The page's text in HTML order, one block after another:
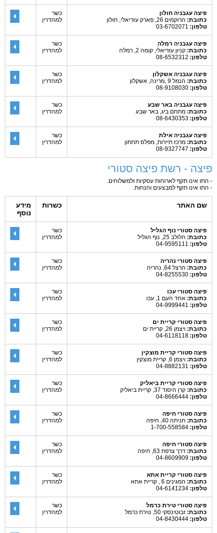
פיצה עגבניה חולון
כתובת: הרוקמים 26, פארק עזריאלי, חולון
טלפון:
כשר
למהדרין
פיצה עגבניה רמלה
כתובת: קניון עזריאלי, קומה 2, רמלה
טלפון:
כשר
למהדרין
פיצה עגבניה אשקלון
כתובת: הנמל 9 ,מרינה, אשקלון
טלפון:
כשר
למהדרין
פיצה עגבניה באר שבע
כתובת: מתחם ביג, באר שבע
טלפון:
כשר
למהדרין
פיצה עגבניה אילת
כתובת: מרכז תיירות, מפלס תחתון
טלפון:
כשר
למהדרין
פיצה - רשת פיצה סטורי
- התו אינו תקף לארוחות עסקיות ולמשלוחים.
- התו אינו תקף למבצעים והנחות.
שם האתר כשרות
מידע
נוסף
פיצה סטורי נוף הגליל
כתובת: הלולב 25, נוף הגליל
טלפון:
כשר
למהדרין
פיצה סטורי נהריה
כתובת: הרצל 64, נהריה
טלפון:
כשר
למהדרין
פיצה סטורי עכו
כתובת: אחד העם 1, עכו
טלפון:
כשר
למהדרין
פיצה סטורי קריית ים
כתובת: ויצמן 26, קריית ים
טלפון:
כשר
למהדרין
פיצה סטורי קריית מוצקין
כתובת: ויצמן 6, קריית מוצקין
טלפון:
כשר
למהדרין
פיצה סטורי קריית ביאליק
כתובת: קרן היסוד 37, קריית ביאליק
טלפון:
כשר
למהדרין
פיצה סטורי חיפה
כתובת: חניתה 40, חיפה
טלפון:
כשר
למהדרין
פיצה סטורי חיפה
כתובת: דרך צרפת 63, חיפה
טלפון:
כשר
למהדרין
פיצה סטורי קריית אתא
כתובת: המגינים 6 , קריית אתא
טלפון:
כשר
למהדרין
פיצה סטורי טירת כרמל
כתובת: זבוטינסקי 50, טירת כרמל
טלפון:
כשר
למהדרין